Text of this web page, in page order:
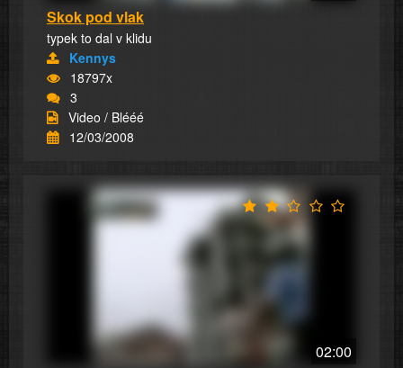
Skok pod vlak
typek to dal v klidu
Kennys
18797x
3
Video / Blééé
12/03/2008
02:00